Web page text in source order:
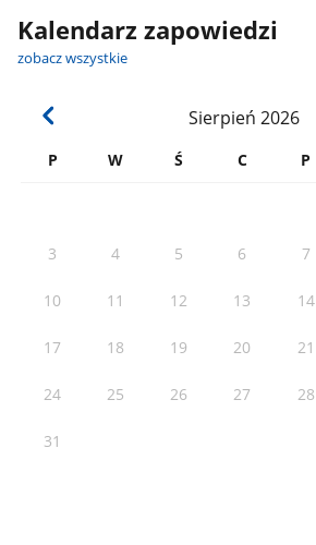
Kalendarz zapowiedzi
zobacz wszystkie
Sierpień 2026
P W Ś C P
3 4 5 6 7
10 11 12 13 14
17 18 19 20 21
24 25 26 27 28
31